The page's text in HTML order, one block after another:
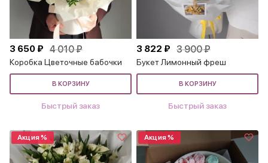
3 650 ₽ 4 010 ₽
Коробка Цветочные бабочки
В КОРЗИНУ
Быстрый заказ
3 822 ₽ 3 900 ₽
Букет Лимонный фреш
В КОРЗИНУ
Быстрый заказ
Акция % Акция %